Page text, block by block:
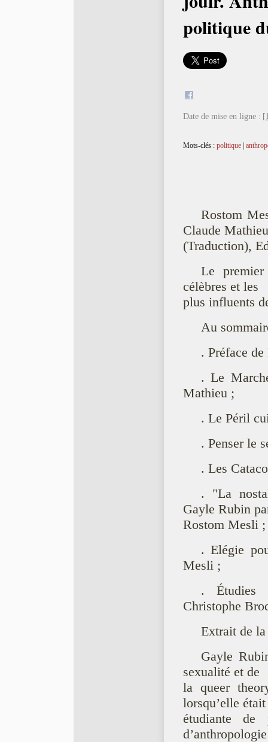
politique
Date de mise en ligne :
Mots-clés : politique|
Rostom
Claude Mathieu
(Traduction),
Le
célèbres et les
plus influents
Au
. Préface
. Le
Mathieu ;
. Le Péril
. Penser le
. Les
. "La
Gayle Rubin
Rostom Mesli ;
. Elégie
Mesli ;
. Étudies
Christophe
Extrait de
Gayle
sexualité et de
la queer
lorsqu’elle était
étudiante de
d’anthropologie